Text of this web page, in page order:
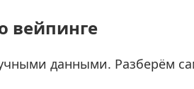
вейпинге
данными. Разберём